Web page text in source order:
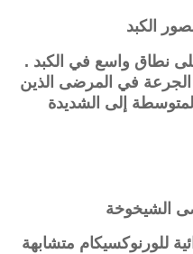
الكبد
نطاق واسع في الكبد .
الجرعة في المرضى الذين
إلى الشديدة
الشيخوخة
للورنوكسيكام متشابهة